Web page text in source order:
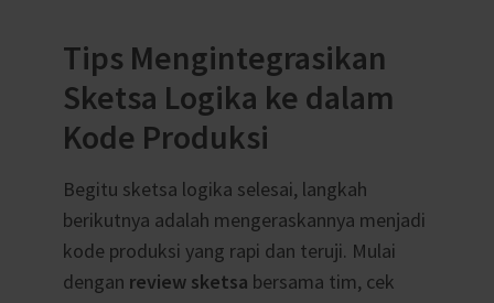
Tips Mengintegrasikan
Sketsa Logika ke dalam
Kode Produksi
Begitu sketsa logika selesai, langkah
berikutnya adalah mengeraskannya menjadi
kode produksi yang rapi dan teruji. Mulai
dengan review sketsa bersama tim, cek